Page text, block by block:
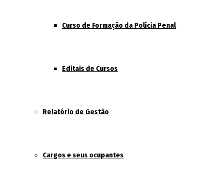
Curso de Formação da Polícia Penal
Editais de Cursos
Relatório de Gestão
Cargos e seus ocupantes